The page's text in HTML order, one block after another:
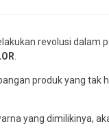
revolusi dalam
produk yang tak
yang dimilikinya,